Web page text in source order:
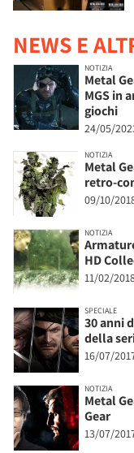
NEWS E
NOTIZIA
Metal
MGS in
giochi
24/05/
NOTIZIA
Metal
retro-
09/10/
NOTIZIA
HD
11/02/
SPECIALE
30 anni
della
16/07/
NOTIZIA
Metal
Gear
13/07/